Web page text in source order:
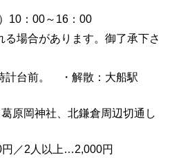
10：00～16：00
場合があります。御了承下さ
計台前。 ・解散：大船駅
原岡神社、北鎌倉周辺切通し
／2人以上…2,000円